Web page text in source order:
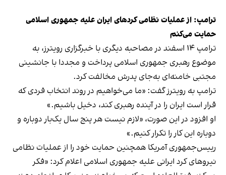
ترامپ: از عملیات نظامی کردهای ایران علیه جمهوری اسلامی
حمایت می‌کنم
ترامپ ۱۴ اسفند در مصاحبه دیگری با خبرگزاری رویترز، به
موضوع رهبری جمهوری اسلامی پرداخت و مجددا با جانشینی
مجتبی خامنه‌ای به‌جای پدرش مخالفت کرد.
ترامپ به رویترز گفت: «ما می‌خواهیم در روند انتخاب فردی که
قرار است ایران را در آینده رهبری کند، دخیل باشیم.»
او افزود در این صورت، «لازم نیست هر پنج سال یک‌بار دوباره و
دوباره این کار را تکرار کنیم.»
رییس‌جمهوری آمریکا همچنین حمایت خود را از عملیات نظامی
نیروهای کرد ایرانی علیه جمهوری اسلامی اعلام کرد: «فکر